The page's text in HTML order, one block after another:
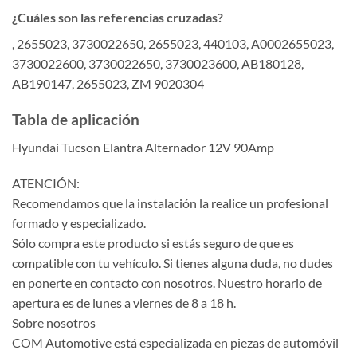
¿Cuáles son las referencias cruzadas?
, 2655023, 3730022650, 2655023, 440103, A0002655023,
3730022600, 3730022650, 3730023600, AB180128,
AB190147, 2655023, ZM 9020304
Tabla de aplicación
Hyundai Tucson Elantra Alternador 12V 90Amp
ATENCIÓN:
Recomendamos que la instalación la realice un profesional
formado y especializado.
Sólo compra este producto si estás seguro de que es
compatible con tu vehículo. Si tienes alguna duda, no dudes
en ponerte en contacto con nosotros. Nuestro horario de
apertura es de lunes a viernes de 8 a 18 h.
Sobre nosotros
COM Automotive está especializada en piezas de automóvil